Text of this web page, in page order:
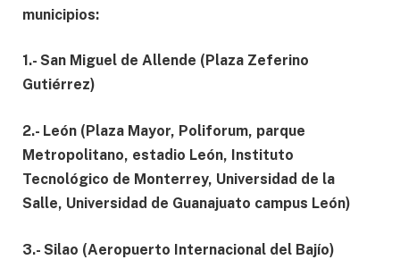
municipios:
1.- San Miguel de Allende (Plaza Zeferino
Gutiérrez)
2.- León (Plaza Mayor, Poliforum, parque
Metropolitano, estadio León, Instituto
Tecnológico de Monterrey, Universidad de la
Salle, Universidad de Guanajuato campus León)
3.- Silao (Aeropuerto Internacional del Bajío)